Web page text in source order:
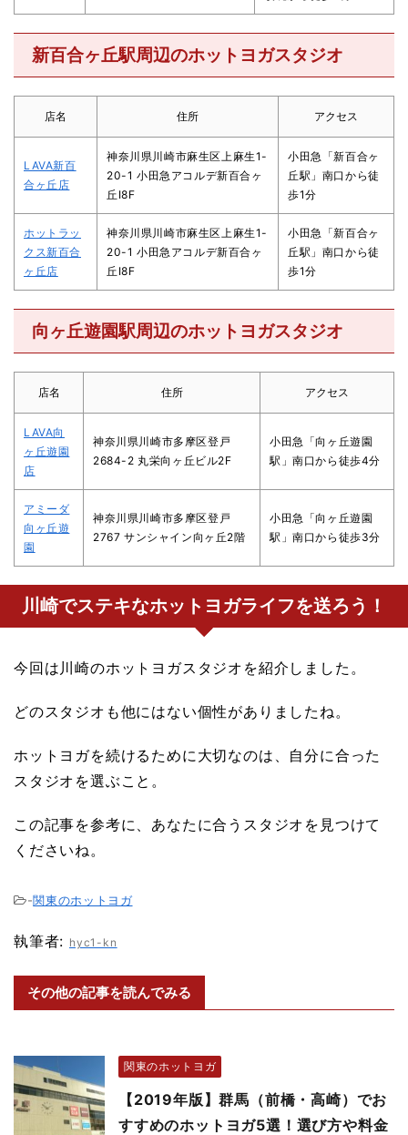
新百合ヶ丘駅周辺のホットヨガスタジオ
店名 住所 アクセス
LAVA新百
合ヶ丘店
神奈川県川崎市麻生区上麻生1-
20-1 小田急アコルデ新百合ヶ
丘Ⅰ8F
小田急「新百合ヶ
丘駅」南口から徒
歩1分
ホットラッ
クス新百合
ヶ丘店
神奈川県川崎市麻生区上麻生1-
20-1 小田急アコルデ新百合ヶ
丘Ⅰ8F
小田急「新百合ヶ
丘駅」南口から徒
歩1分
向ヶ丘遊園駅周辺のホットヨガスタジオ
店名 住所 アクセス
LAVA向
ヶ丘遊園
店
神奈川県川崎市多摩区登戸
2684-2 丸栄向ヶ丘ビル2F
小田急「向ヶ丘遊園
駅」南口から徒歩4分
アミーダ
向ヶ丘遊
園
神奈川県川崎市多摩区登戸
2767 サンシャイン向ヶ丘2階
小田急「向ヶ丘遊園
駅」南口から徒歩3分
川崎でステキなホットヨガライフを送ろう！
今回は川崎のホットヨガスタジオを紹介しました。
どのスタジオも他にはない個性がありましたね。
ホットヨガを続けるために大切なのは、自分に合った
スタジオを選ぶこと。
この記事を参考に、あなたに合うスタジオを見つけて
くださいね。
-関東のホットヨガ
執筆者: hyc1-kn
その他の記事を読んでみる
関東のホットヨガ
【2019年版】群馬（前橋・高崎）でお
すすめのホットヨガ5選！選び方や料金